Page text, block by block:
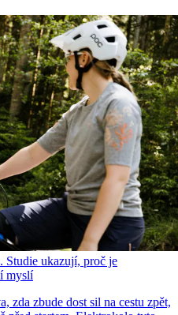
Studie ukazují, proč je
myslí
zda zbude dost sil na cestu zpět,